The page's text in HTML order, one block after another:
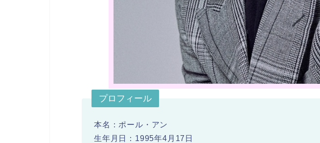
プロフィール
本名：ポール・アン
生年月日：1995年4月17日